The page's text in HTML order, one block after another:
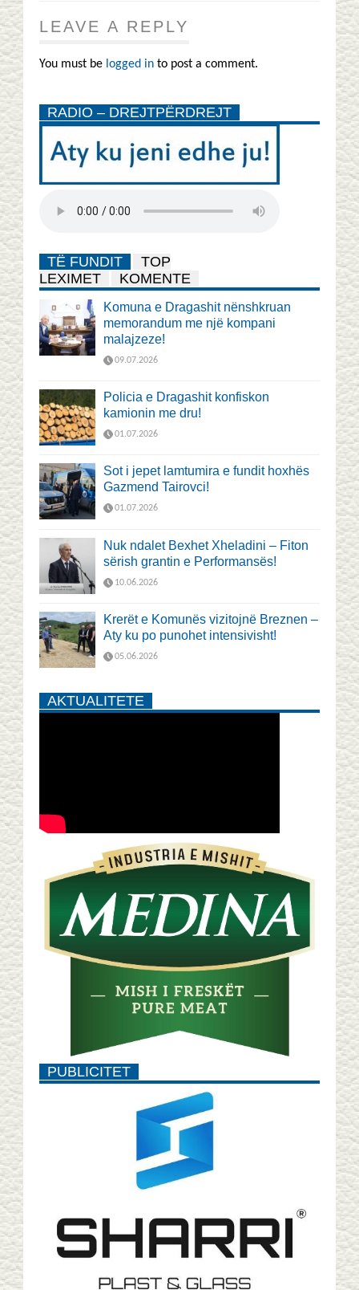
LEAVE A REPLY
You must be logged in to post a comment.
RADIO – DREJTPËRDREJT
TË FUNDIT
TOP
LEXIMET
KOMENTE
Komuna e Dragashit nënshkruan
memorandum me një kompani
malajzeze!
09.07.2026
Policia e Dragashit konfiskon
kamionin me dru!
01.07.2026
Sot i jepet lamtumira e fundit hoxhës
Gazmend Tairovci!
01.07.2026
Nuk ndalet Bexhet Xheladini – Fiton
sërish grantin e Performansës!
10.06.2026
Krerët e Komunës vizitojnë Breznen –
Aty ku po punohet intensivisht!
05.06.2026
AKTUALITETE
PUBLICITET